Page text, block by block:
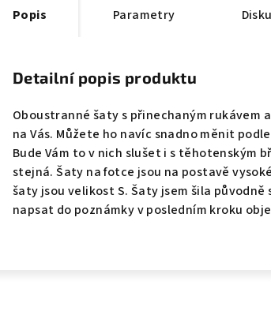
Popis Parametry
Detailní popis produktu
Oboustranné šaty s přinechaným rukávem
na Vás. Můžete ho navíc snadno měnit
Bude Vám to v nich slušet i s těhotenským
stejná. Šaty na fotce jsou na postavě
šaty jsou velikost S. Šaty jsem šila
napsat do poznámky v posledním kroku